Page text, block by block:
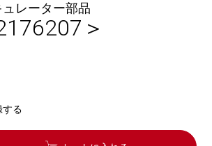
レーター部品
＞
する